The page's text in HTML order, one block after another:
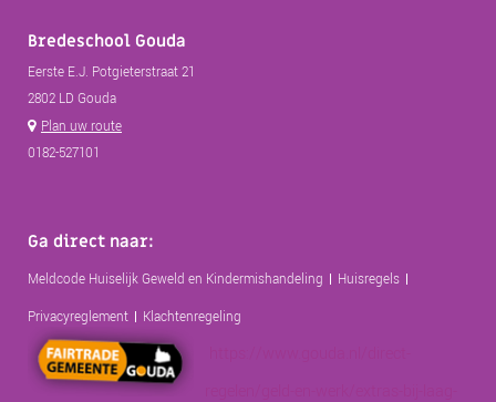
Bredeschool Gouda
Eerste E.J. Potgieterstraat 21
2802 LD Gouda
Plan uw route
0182-527101
Ga direct naar:
Meldcode Huiselijk Geweld en Kindermishandeling
Huisregels
Privacyreglement
Klachtenregeling